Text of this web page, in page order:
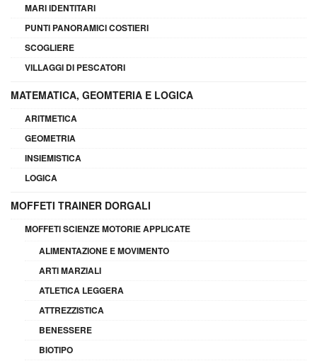
MARI IDENTITARI
PUNTI PANORAMICI COSTIERI
SCOGLIERE
VILLAGGI DI PESCATORI
MATEMATICA, GEOMTERIA E LOGICA
ARITMETICA
GEOMETRIA
INSIEMISTICA
LOGICA
MOFFETI TRAINER DORGALI
MOFFETI SCIENZE MOTORIE APPLICATE
ALIMENTAZIONE E MOVIMENTO
ARTI MARZIALI
ATLETICA LEGGERA
ATTREZZISTICA
BENESSERE
BIOTIPO